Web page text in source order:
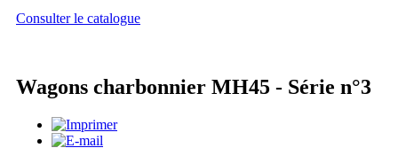
Consulter le catalogue
Wagons charbonnier MH45 - Série n°3